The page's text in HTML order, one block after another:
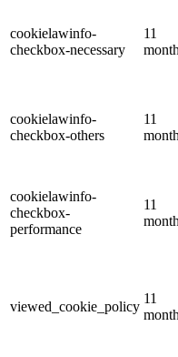
cookielawinfo-
checkbox-necessary
11
cookielawinfo-
checkbox-others
11
cookielawinfo-
checkbox-
performance
11
viewed_cookie_policy
11